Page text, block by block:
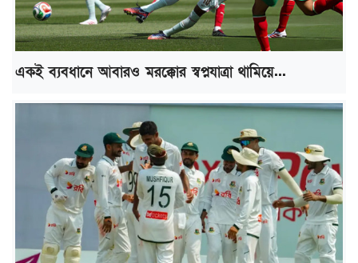
একই ব্যবধানে আবারও মরক্কোর স্বপ্নযাত্রা থামিয়ে...